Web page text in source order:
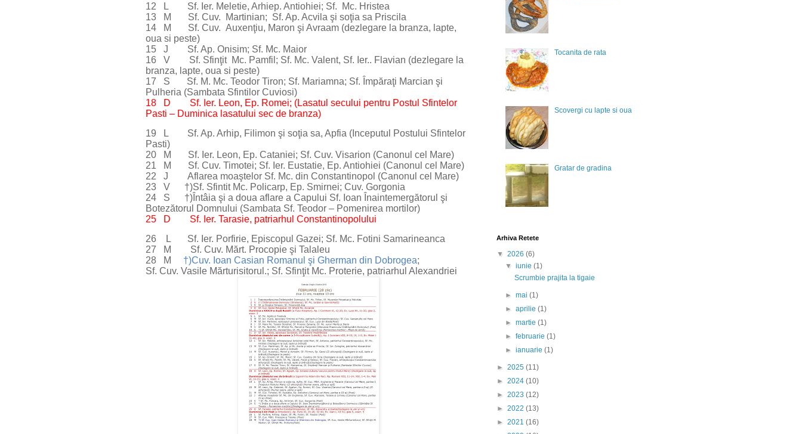
12 L Sf. Ier. Meletie, Arhiep. Antiohiei; Sf. Mc. Hristea
13 M Sf. Cuv. Martinian; Sf. Ap. Acvila şi soţia sa Priscila
14 M Sf. Cuv. Auxenţiu, Maron şi Avraam (dezlegare la branza, lapte,
oua si peste)
15 J Sf. Ap. Onisim; Sf. Mc. Maior
16 V Sf. Sfinţit Mc. Pamfil; Sf. Mc. Valent, Sf. Ier.. Flavian (dezlegare la
branza, lapte, oua si peste)
17 S Sf. M. Mc. Teodor Tiron; Sf. Mariamna; Sf. Împăraţi Marcian şi
Pulheria (Sambata Sfintilor Cuviosi)
18 D Sf. Ier. Leon, Ep. Romei; (Lasatul secului pentru Postul Sfintelor
Pasti – Duminica lasatului sec de branza)
19 L Sf. Ap. Arhip, Filimon şi soţia sa, Apfia (Inceputul Postului Sfintelor
Pasti)
20 M Sf. Ier. Leon, Ep. Cataniei; Sf. Cuv. Visarion (Canonul cel Mare)
21 M Sf. Cuv. Timotei; Sf. Ier. Eustatie, Ep. Antiohiei (Canonul cel Mare)
22 J Aflarea moaştelor Sf. Mc. din Constantinopol (Canonul cel Mare)
23 V †)Sf. Sfintit Mc. Policarp, Ep. Smirnei; Cuv. Gorgonia
24 S †)Întâia şi a doua aflare a Capului Sf. Ioan Înaintemergătorul şi
Botezătorul Domnului (Sambata Sf. Teodor – Pomenirea mortilor)
25 D Sf. Ier. Tarasie, patriarhul Constantinopolului
26 L Sf. Ier. Porfirie, Episcopul Gazei; Sf. Mc. Fotini Samarineanca
27 M Sf. Cuv. Mărt. Procopie şi Talaleu
28 M †)Cuv. Ioan Casian Romanul şi Gherman din Dobrogea;
Sf. Cuv. Vasile Mărturisitorul.; Sf. Sfinţit Mc. Proterie, patriarhul Alexandriei
Tocanita de rata
Scovergi cu lapte si oua
Gratar de gradina
Arhiva Retete
▼ 2026 (6)
▼iunie(1)
Scrumbie prajita la tigaie
►mai(1)
►aprilie(1)
►martie(1)
►februarie(1)
►ianuarie(1)
► 2025 (11)
► 2024 (10)
► 2023 (12)
► 2022 (13)
► 2021 (16)